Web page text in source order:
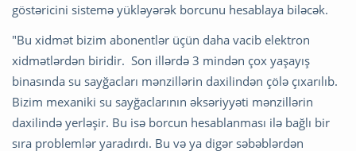
göstəricini sistemə yükləyərək borcunu hesablaya biləcək.
"Bu xidmət bizim abonentlər üçün daha vacib elektron
xidmətlərdən biridir. Son illərdə 3 mindən çox yaşayış
binasında su sayğacları mənzillərin daxilindən çölə çıxarılıb.
Bizim mexaniki su sayğaclarının əksəriyyəti mənzillərin
daxilində yerləşir. Bu isə borcun hesablanması ilə bağlı bir
sıra problemlər yaradırdı. Bu və ya digər səbəblərdən